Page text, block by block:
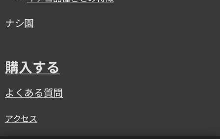
ナシ園
購入する
よくある質問
アクセス